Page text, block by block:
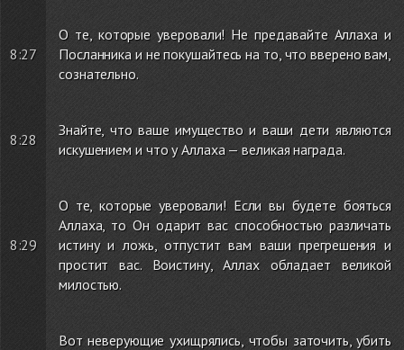
8:27
О те, которые уверовали! Не предавайте Аллаха и
Посланника и не покушайтесь на то, что вверено вам,
сознательно.
8:28
Знайте, что ваше имущество и ваши дети являются
искушением и что у Аллаха — великая награда.
8:29
О те, которые уверовали! Если вы будете бояться
Аллаха, то Он одарит вас способностью различать
истину и ложь, отпустит вам ваши прегрешения и
простит вас. Воистину, Аллах обладает великой
милостью.
Вот неверующие ухищрялись, чтобы заточить, убить